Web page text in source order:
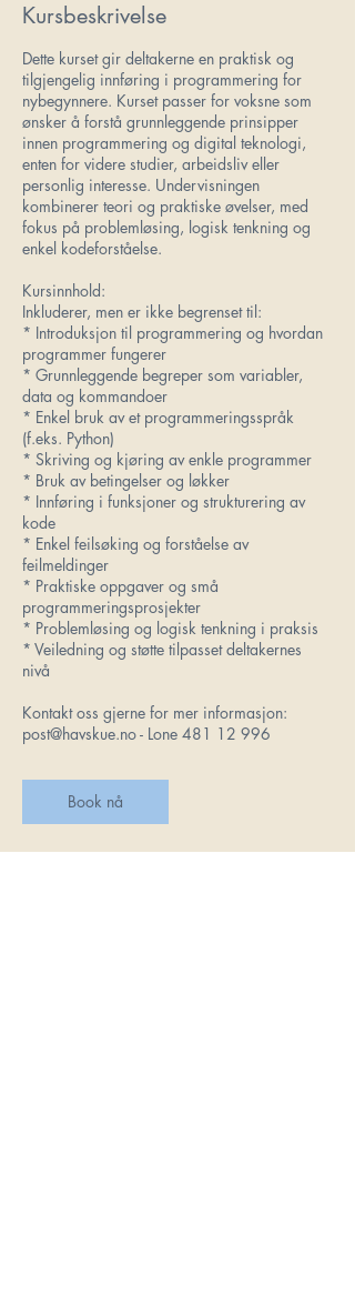
3
1
.
a
u
g
.
Kursbeskrivelse
Dette kurset gir deltakerne en praktisk og
tilgjengelig innføring i programmering for
nybegynnere. Kurset passer for voksne som
ønsker å forstå grunnleggende prinsipper
innen programmering og digital teknologi,
enten for videre studier, arbeidsliv eller
personlig interesse. Undervisningen
kombinerer teori og praktiske øvelser, med
fokus på problemløsing, logisk tenkning og
enkel kodeforståelse.
Kursinnhold:
Inkluderer, men er ikke begrenset til:
* Introduksjon til programmering og hvordan
programmer fungerer
* Grunnleggende begreper som variabler,
data og kommandoer
* Enkel bruk av et programmeringsspråk
(f.eks. Python)
* Skriving og kjøring av enkle programmer
* Bruk av betingelser og løkker
* Innføring i funksjoner og strukturering av
kode
* Enkel feilsøking og forståelse av
feilmeldinger
* Praktiske oppgaver og små
programmeringsprosjekter
* Problemløsing og logisk tenkning i praksis
* Veiledning og støtte tilpasset deltakernes
nivå
Kontakt oss gjerne for mer informasjon:
post@havskue.no - Lone 481 12 996
Book nå